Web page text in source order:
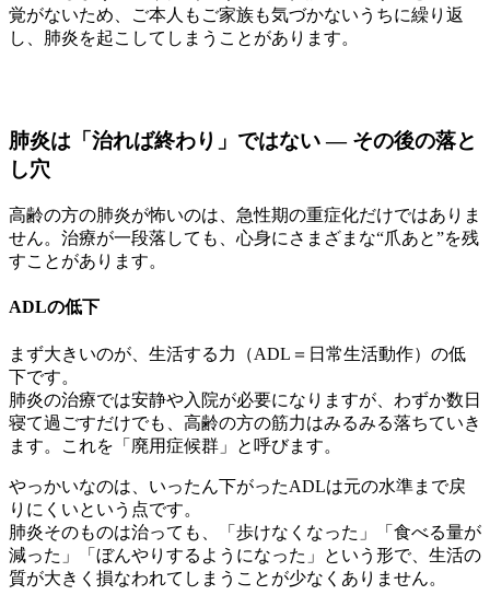
覚がないため、ご本人もご家族も気づかないうちに繰り返
し、肺炎を起こしてしまうことがあります。
肺炎は「治れば終わり」ではない ― その後の落と
し穴
高齢の方の肺炎が怖いのは、急性期の重症化だけではありま
せん。治療が一段落しても、心身にさまざまな“爪あと”を残
すことがあります。
ADLの低下
まず大きいのが、生活する力（ADL＝日常生活動作）の低
下です。
肺炎の治療では安静や入院が必要になりますが、わずか数日
寝て過ごすだけでも、高齢の方の筋力はみるみる落ちていき
ます。これを「廃用症候群」と呼びます。
やっかいなのは、いったん下がったADLは元の水準まで戻
りにくいという点です。
肺炎そのものは治っても、「歩けなくなった」「食べる量が
減った」「ぼんやりするようになった」という形で、生活の
質が大きく損なわれてしまうことが少なくありません。